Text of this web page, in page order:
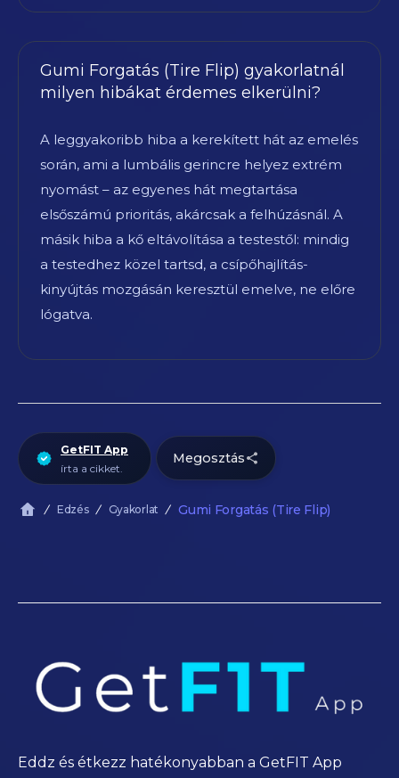
Eddz és étkezz hatékonyabban a GetFIT App
Gumi Forgatás (Tire Flip) gyakorlatnál
milyen hibákat érdemes elkerülni?
A leggyakoribb hiba a kerekített hát az emelés
során, ami a lumbális gerincre helyez extrém
nyomást – az egyenes hát megtartása
elsőszámú prioritás, akárcsak a felhúzásnál. A
másik hiba a kő eltávolítása a testestől: mindig
a testedhez közel tartsd, a csípőhajlítás-
kinyújtás mozgásán keresztül emelve, ne előre
lógatva.
GetFIT App
írta a cikket.
Megosztás
Edzés Gyakorlat Gumi Forgatás (Tire Flip)